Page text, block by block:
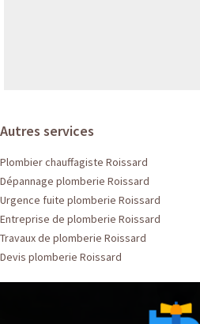
Autres services
Plombier chauffagiste Roissard
Dépannage plomberie Roissard
Urgence fuite plomberie Roissard
Entreprise de plomberie Roissard
Travaux de plomberie Roissard
Devis plomberie Roissard